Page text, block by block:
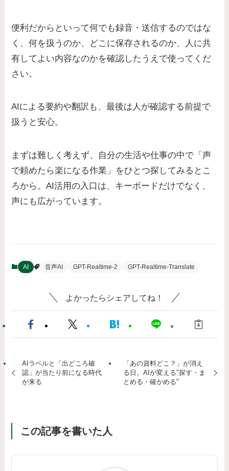
便利だからといって何でも録音・送信するのではな
く、何を扱うのか、どこに保存されるのか、人に共
有してよい内容なのかを確認したうえで使ってくだ
さい。
AIによる要約や翻訳も、最後は人が確認する前提で
扱うと安心。
まずは難しく考えず、自分の生活や仕事の中で「声
で頼めたら楽になる作業」をひとつ探してみるとこ
ろから。AI活用の入口は、キーボードだけでなく、
声にも広がっています。
AI 音声AI GPT-Realtime-2 GPT-Realtime-Translate
よかったらシェアしてね！
AIラベルと「出どころ確
認」が当たり前になる時代
が来る
「あの資料どこ？」が消え
る日。AIが変える"探す・ま
とめる・確かめる"
この記事を書いた人